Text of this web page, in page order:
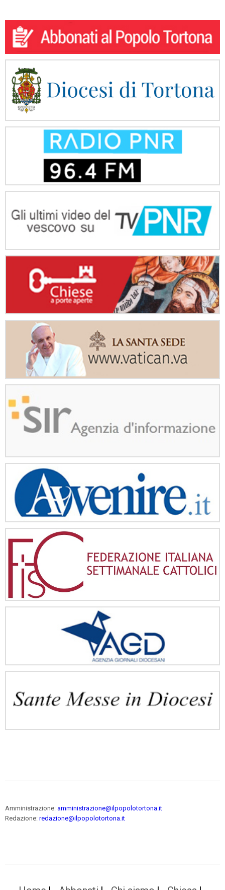
Amministrazione: amministrazione@ilpopolotortona.it
Redazione: redazione@ilpopolotortona.it